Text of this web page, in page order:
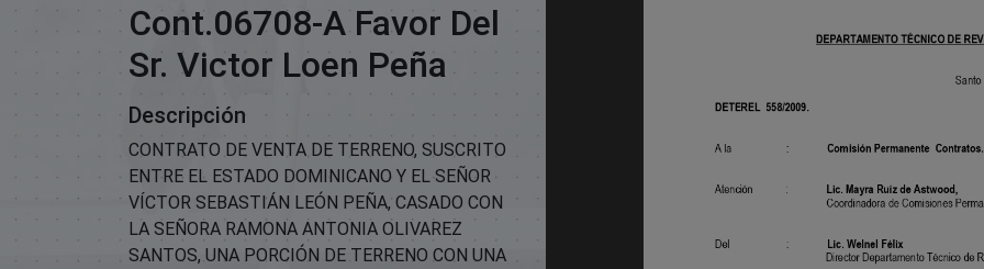
Cont.06708-A Favor Del
Sr. Victor Loen Peña
Descripción
CONTRATO DE VENTA DE TERRENO, SUSCRITO
ENTRE EL ESTADO DOMINICANO Y EL SEÑOR
VÍCTOR SEBASTIÁN LEÓN PEÑA, CASADO CON
LA SEÑORA RAMONA ANTONIA OLIVAREZ
SANTOS, UNA PORCIÓN DE TERRENO CON UNA